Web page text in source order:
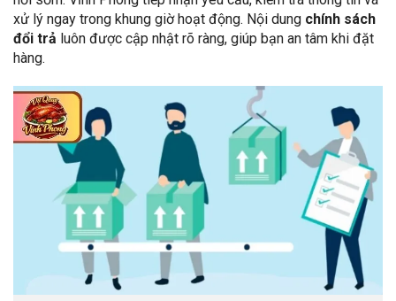
xử lý ngay trong khung giờ hoạt động. Nội dung chính sách
đổi trả luôn được cập nhật rõ ràng, giúp bạn an tâm khi đặt
hàng.